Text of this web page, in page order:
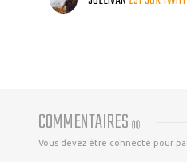
COMMENTAIRES (18)
Vous devez être connecté pour